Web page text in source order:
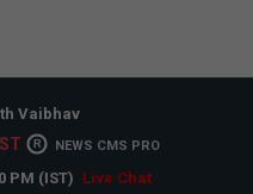
Vaibhav
R NEWS CMS PRO
PM (IST) Live Chat